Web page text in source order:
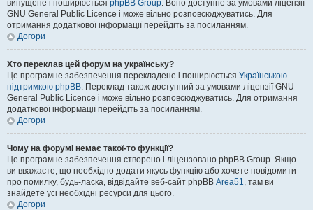
випущене і поширюється phpBB Group. Воно доступне за умовами ліцензії
GNU General Public Licence і може вільно розповсюджуватись. Для
отримання додаткової інформації перейдіть за посиланням.
Догори
Хто переклав цей форум на українську?
Це програмне забезпечення перекладене і поширюється Українською
підтримкою phpBB. Переклад також доступний за умовами ліцензії GNU
General Public Licence і може вільно розповсюджуватись. Для отримання
додаткової інформації перейдіть за посиланням.
Догори
Чому на форумі немає такої-то функції?
Це програмне забезпечення створено і ліцензовано phpBB Group. Якщо
ви вважаєте, що необхідно додати якусь функцію або хочете повідомити
про помилку, будь-ласка, відвідайте веб-сайт phpBB Area51, там ви
знайдете усі необхідні ресурси для цього.
Догори